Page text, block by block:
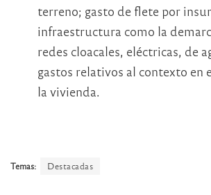
terreno; gasto de flete por
infraestructura como la
redes cloacales, eléctricas, de
gastos relativos al contexto en
la vivienda.
Temas: Destacadas